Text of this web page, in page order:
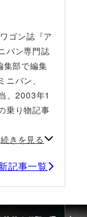
ゴン誌『ア
バン専門誌
集部で編集
バン、
。2003年1
乗り物記事
続きを見る
記事一覧